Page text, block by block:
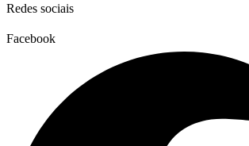
Redes sociais
Facebook